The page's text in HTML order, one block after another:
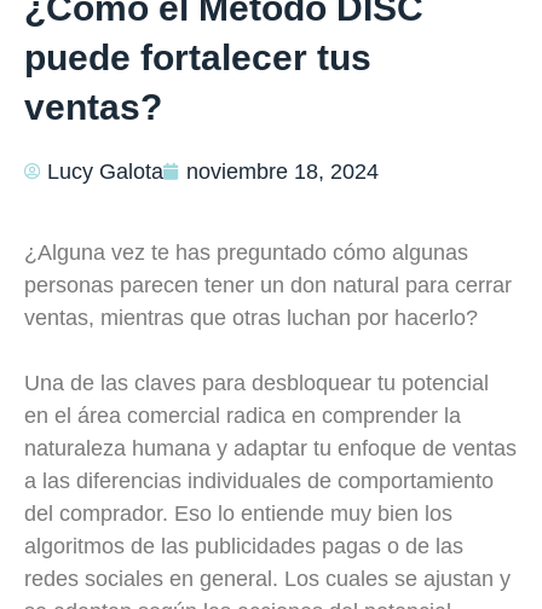
puede fortalecer tus
ventas?
Lucy Galota noviembre 18, 2024
¿Alguna vez te has preguntado cómo algunas
personas parecen tener un don natural para cerrar
ventas, mientras que otras luchan por hacerlo?
Una de las claves para desbloquear tu potencial
en el área comercial radica en comprender la
naturaleza humana y adaptar tu enfoque de ventas
a las diferencias individuales de comportamiento
del comprador. Eso lo entiende muy bien los
algoritmos de las publicidades pagas o de las
redes sociales en general. Los cuales se ajustan y